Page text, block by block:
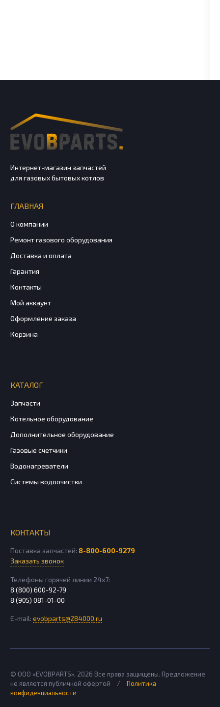
Интернет-магазин запчастей
для газовых бытовых котлов
ГЛАВНАЯ
О компании
Ремонт газового оборудования
Доставка и оплата
Гарантия
Контакты
Мой аккаунт
Оформление заказа
Корзина
КАТАЛОГ
Запчасти
Котельное оборудование
Дополнительное оборудование
Газовые счетчики
Водонагреватели
Системы водоочистки
КОНТАКТЫ
Поставка запчастей: 8-800-600-9279
Заказать звонок
Телефоны горячей линии 24х7:
8 (800) 600-92-79
8 (905) 081-01-00
E-mail: evobparts@284000.ru
© ООО «EVOBPARTS», 2026 Все права защищены. Предложение
не является публичной офертой
/
Политика
конфиденциальности